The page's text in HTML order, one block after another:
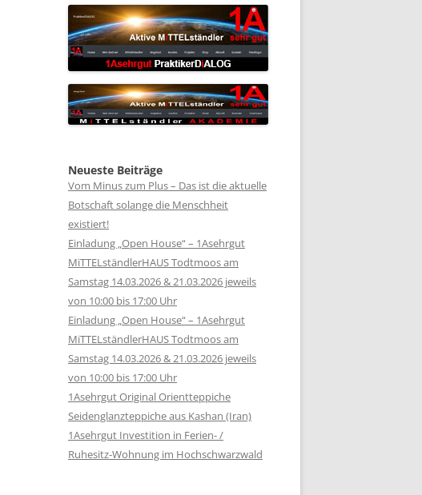
Neueste Beiträge
Vom Minus zum Plus – Das ist die aktuelle
Botschaft solange die Menschheit
existiert!
Einladung „Open House“ – 1Asehrgut
MiTTELständlerHAUS Todtmoos am
Samstag 14.03.2026 & 21.03.2026 jeweils
von 10:00 bis 17:00 Uhr
Einladung „Open House“ – 1Asehrgut
MiTTELständlerHAUS Todtmoos am
Samstag 14.03.2026 & 21.03.2026 jeweils
von 10:00 bis 17:00 Uhr
1Asehrgut Original Orientteppiche
Seidenglanzteppiche aus Kashan (Iran)
1Asehrgut Investition in Ferien- /
Ruhesitz-Wohnung im Hochschwarzwald